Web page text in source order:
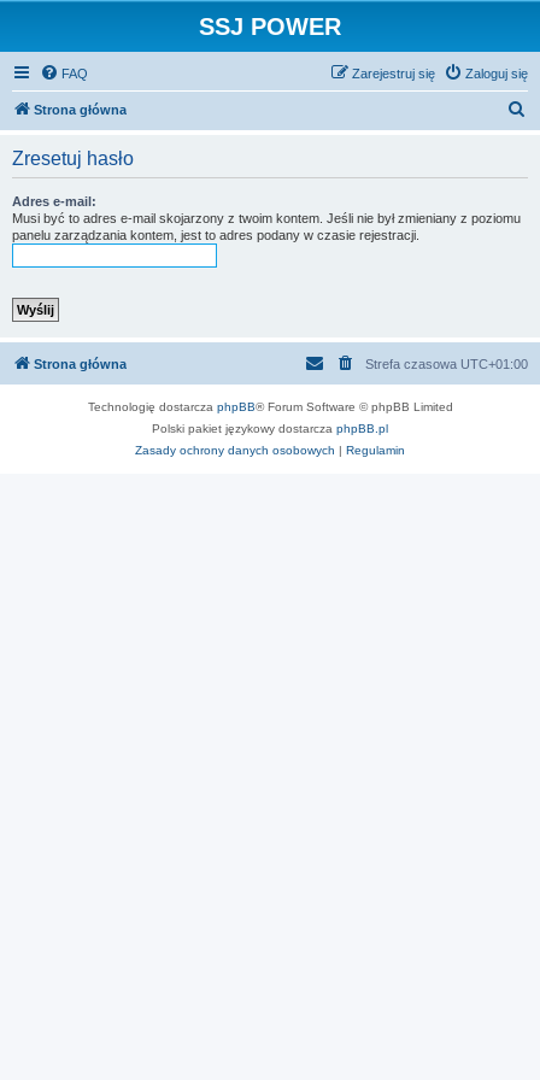
SSJ POWER
FAQ Zaloguj się
Zarejestruj się
Strona główna
Zresetuj hasło
Adres e-mail:
Musi być to adres e-mail skojarzony z twoim kontem. Jeśli nie był zmieniany z poziomu
panelu zarządzania kontem, jest to adres podany w czasie rejestracji.
Strona główna Strefa czasowa UTC+01:00
Technologię dostarcza phpBB® Forum Software © phpBB Limited
Polski pakiet językowy dostarcza phpBB.pl
Zasady ochrony danych osobowych | Regulamin